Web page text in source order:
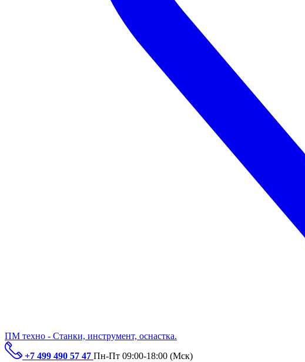
ПМ техно - Станки, инструмент, оснастка.
+7 499 490 57 47 Пн-Пт 09:00-18:00 (Мск)